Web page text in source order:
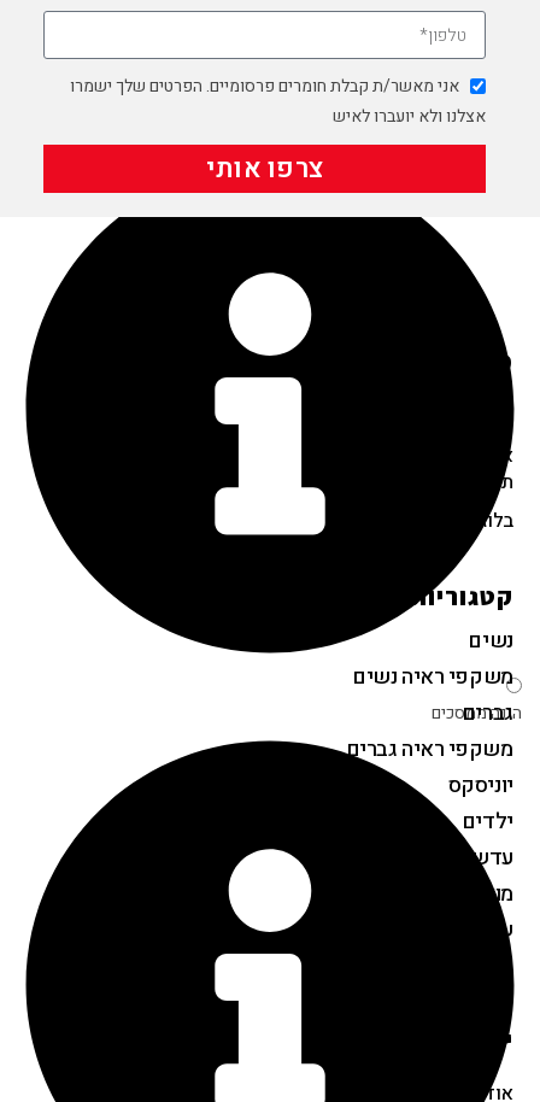
color57
color59
הגנה ממסכים
אני מאשר/ת קבלת חומרים פרסומיים. הפרטים שלך ישמרו
אצלנו ולא יועברו לאיש
צרפו אותי
מדיניות ואחריות
מדיניות פרטיות
מדיניות החזרת מוצרים
אחריות מוצר
תנאי שימוש באתר
בלוג
קטגוריות המוצרים
נשים
משקפי ראיה נשים
גברים
משקפי ראיה גברים
יוניסקס
ילדים
עדשות מגע
מוצרים נלווים
שאלות נפוצות
מבצעים
יצירת קשר
אודות